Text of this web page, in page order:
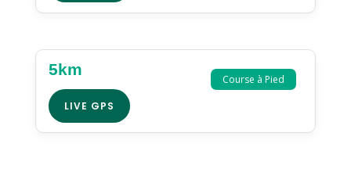
Course à Pied
5km
LIVE GPS